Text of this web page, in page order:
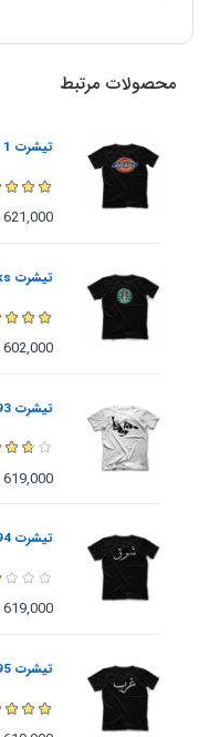
محصولات مرتبط
تیشرت Dickers Model 1
621,000
تیشرت Starbucks
602,000
تیشرت DS0093
619,000
تیشرت DS0094
619,000
تیشرت DS0095